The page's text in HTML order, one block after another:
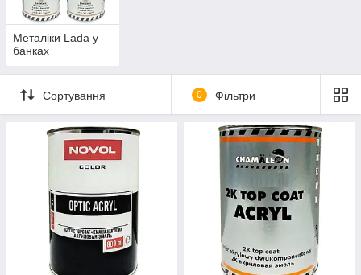
Металіки Lada у
банках
Сортування 0 Фільтри